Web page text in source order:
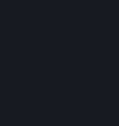
D. Trocas e transações
O Steam pode incluir
que permitam aos
certos tipos de
para itens virtuais) com,
(“Mercados de
Comunidade Steam
Steam são exemplos do
a participação em
Valve, em seu nome,
qualquer criador ou
aplicáveis na sua Conta,